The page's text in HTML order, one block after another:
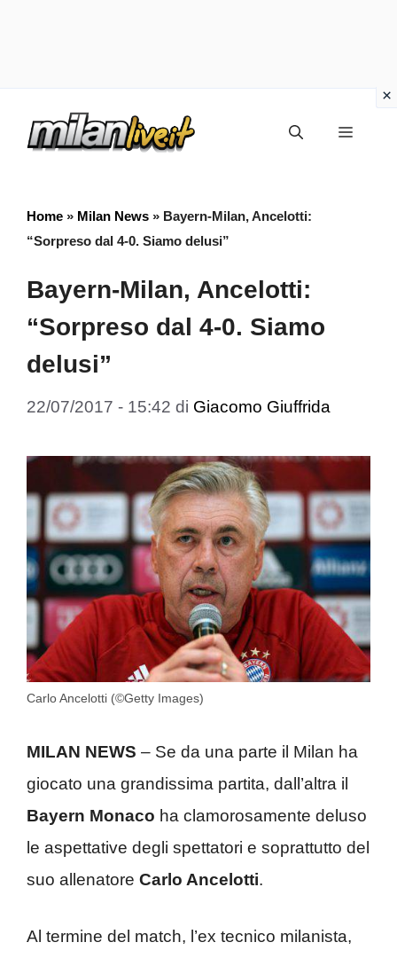
Menu
Home » Milan News » Bayern-Milan, Ancelotti:
“Sorpreso dal 4-0. Siamo delusi”
Bayern-Milan, Ancelotti:
“Sorpreso dal 4-0. Siamo
delusi”
22/07/2017 - 15:42 di Giacomo Giuffrida
Carlo Ancelotti (©Getty Images)
MILAN NEWS – Se da una parte il Milan ha
giocato una grandissima partita, dall’altra il
Bayern Monaco ha clamorosamente deluso
le aspettative degli spettatori e soprattutto del
suo allenatore Carlo Ancelotti.
Al termine del match, l’ex tecnico milanista,